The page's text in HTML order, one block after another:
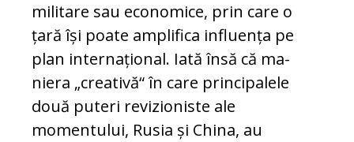
militare sau eco­nomice, prin care o
țară își poate ampli­fica influența pe
plan in­ternațional. Iată însă că ma­
niera „creativă“ în care prin­cipalele
două puteri re­vizioniste ale
momentului, Rusia și China, au